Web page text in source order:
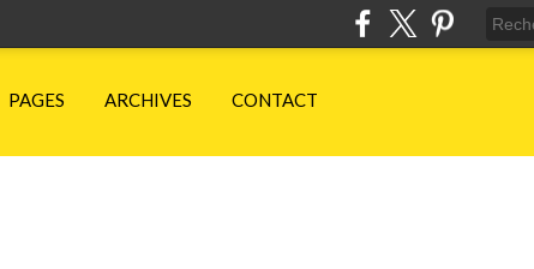
PAGES ARCHIVES CONTACT